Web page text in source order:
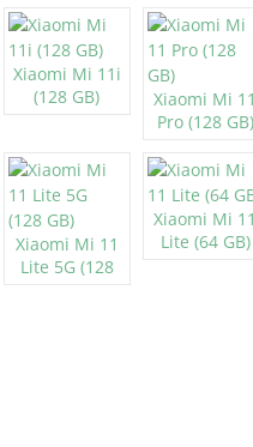
Xiaomi Mi 11i
(128 GB)
Xiaomi Mi 11
Pro (128 GB)
Xiaomi Mi 11
Lite 5G (128
Xiaomi Mi 11
Lite (64 GB)